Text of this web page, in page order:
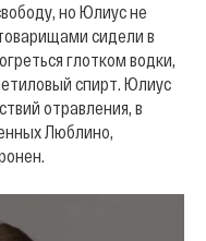
но Юлиус не
сидели в
глотком водки,
спирт. Юлиус
отравления, в
Люблино,